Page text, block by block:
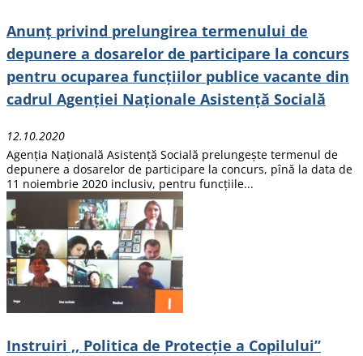
Anunț privind prelungirea termenului de
depunere a dosarelor de participare la concurs
pentru ocuparea funcțiilor publice vacante din
cadrul Agenției Naționale Asistență Socială
12.10.2020
Agenția Națională Asistență Socială prelungește termenul de
depunere a dosarelor de participare la concurs, pînă la data de
11 noiembrie 2020 inclusiv, pentru funcțiile...
Instruiri ,, Politica de Protecție a Copilului”